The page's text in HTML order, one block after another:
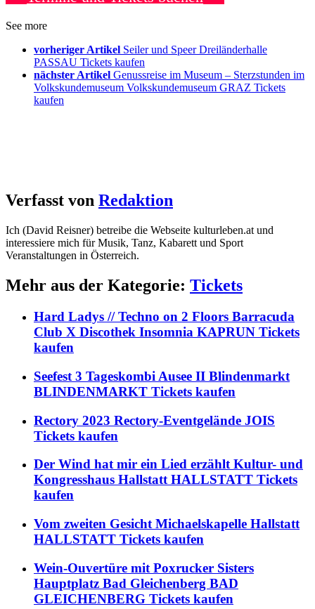
See more
vorheriger Artikel Seiler und Speer Dreiländerhalle
PASSAU Tickets kaufen
nächster Artikel Genussreise im Museum – Sterzstunden im
Volkskundemuseum Volkskundemuseum GRAZ Tickets
kaufen
Verfasst von Redaktion
Ich (David Reisner) betreibe die Webseite kulturleben.at und
interessiere mich für Musik, Tanz, Kabarett und Sport
Veranstaltungen in Österreich.
Mehr aus der Kategorie: Tickets
Hard Ladys // Techno on 2 Floors Barracuda
Club X Discothek Insomnia KAPRUN Tickets
kaufen
Seefest 3 Tageskombi Ausee II Blindenmarkt
BLINDENMARKT Tickets kaufen
Rectory 2023 Rectory-Eventgelände JOIS
Tickets kaufen
Der Wind hat mir ein Lied erzählt Kultur- und
Kongresshaus Hallstatt HALLSTATT Tickets
kaufen
Vom zweiten Gesicht Michaelskapelle Hallstatt
HALLSTATT Tickets kaufen
Wein-Ouvertüre mit Poxrucker Sisters
Hauptplatz Bad Gleichenberg BAD
GLEICHENBERG Tickets kaufen